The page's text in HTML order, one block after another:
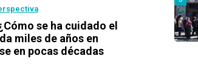
se ha cuidado el
miles de años en
en pocas décadas